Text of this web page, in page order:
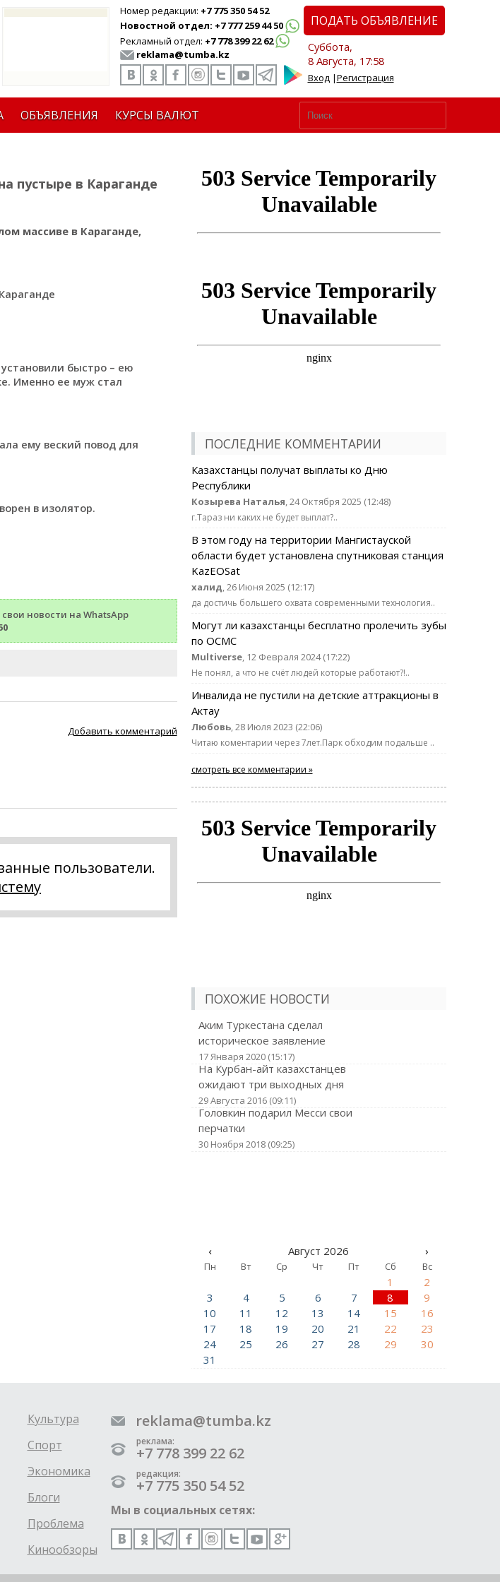
Номер редакции: +7 775 350 54 52
Новостной отдел: +7 777 259 44 50
Рекламный отдел: +7 778 399 22 62
reklama@tumba.kz
ПОДАТЬ ОБЪЯВЛЕНИЕ
Суббота,
8 Августа, 17:58
Вход|Регистрация
ОБЪЯВЛЕНИЯ КУРСЫ ВАЛЮТ
пустыре в Караганде
массиве в Караганде,
быстро – ею
Именно ее муж стал
ему веский повод для
в изолятор.
новости на WhatsApp
Добавить комментарий
пользователи.
ПОСЛЕДНИЕ КОММЕНТАРИИ
Казахстанцы получат выплаты ко Дню
Республики
Козырева Наталья, 24 Октября 2025 (12:48)
г.Тараз ни каких не будет выплат?..
В этом году на территории Мангистауской
области будет установлена спутниковая станция
KazEOSat
халид, 26 Июня 2025 (12:17)
да достичь большего охвата современными технология..
Могут ли казахстанцы бесплатно пролечить зубы
по ОСМС
Multiverse, 12 Февраля 2024 (17:22)
Не понял, а что не счёт людей которые работают?!..
Инвалида не пустили на детские аттракционы в
Актау
Любовь, 28 Июля 2023 (22:06)
Читаю коментарии через 7лет.Парк обходим подальше ..
смотреть все комментарии »
ПОХОЖИЕ НОВОСТИ
Аким Туркестана сделал
историческое заявление
17 Января 2020 (15:17)
На Курбан-айт казахстанцев
ожидают три выходных дня
29 Августа 2016 (09:11)
Головкин подарил Месси свои
перчатки
30 Ноября 2018 (09:25)
‹ Август 2026 ›
Пн Вт Ср Чт Пт Сб Вс
1
2
3
4 5 6 7 8
9
10
11 12 13 14 15
16
17
18 19 20 21 22
23
24
25 26 27 28 29
30
31
Культура
Спорт
Экономика
Блоги
Проблема
Кинообзоры
reklama@tumba.kz
реклама:
+7 778 399 22 62
редакция:
+7 775 350 54 52
Мы в социальных сетях: